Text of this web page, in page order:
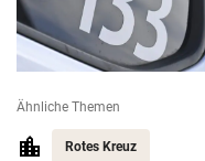
Ähnliche Themen
Rotes Kreuz